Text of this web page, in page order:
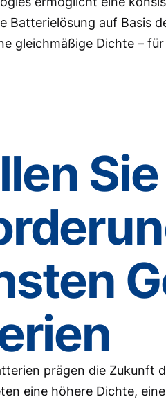
Batterielösung auf Basis
gleichmäßige Dichte –
prägen die Zukunft
eine höhere Dichte,